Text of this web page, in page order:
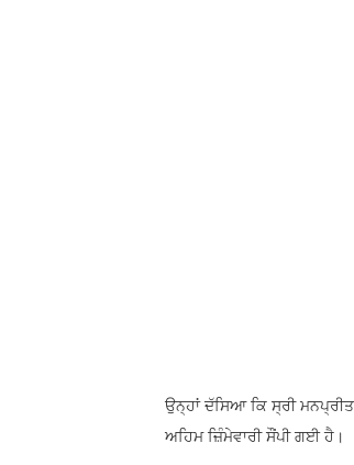
ਉਨ੍ਹਾਂ ਦੱਸਿਆ ਕਿ ਸ੍ਰੀ
ਅਹਿਮ ਜ਼ਿੰਮੇਵਾਰੀ ਸੌਂਪੀ ਗਈ ਹੈ।